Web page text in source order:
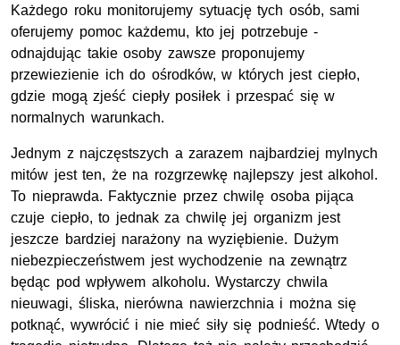
Każdego roku monitorujemy sytuację tych osób, sami
oferujemy pomoc każdemu, kto jej potrzebuje -
odnajdując takie osoby zawsze proponujemy
przewiezienie ich do ośrodków, w których jest ciepło,
gdzie mogą zjeść ciepły posiłek i przespać się w
normalnych warunkach.
Jednym z najczęstszych a zarazem najbardziej mylnych
mitów jest ten, że na rozgrzewkę najlepszy jest alkohol.
To nieprawda. Faktycznie przez chwilę osoba pijąca
czuje ciepło, to jednak za chwilę jej organizm jest
jeszcze bardziej narażony na wyziębienie. Dużym
niebezpieczeństwem jest wychodzenie na zewnątrz
będąc pod wpływem alkoholu. Wystarczy chwila
nieuwagi, śliska, nierówna nawierzchnia i można się
potknąć, wywrócić i nie mieć siły się podnieść. Wtedy o